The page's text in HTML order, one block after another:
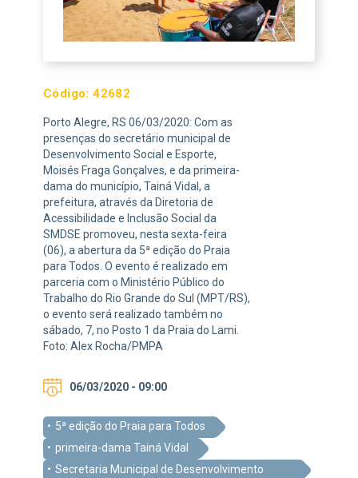
Código:42682
Porto Alegre, RS 06/03/2020: Com as
presenças do secretário municipal de
Desenvolvimento Social e Esporte,
Moisés Fraga Gonçalves, e da primeira-
dama do município, Tainá Vidal, a
prefeitura, através da Diretoria de
Acessibilidade e Inclusão Social da
SMDSE promoveu, nesta sexta-feira
(06), a abertura da 5ª edição do Praia
para Todos. O evento é realizado em
parceria com o Ministério Público do
Trabalho do Rio Grande do Sul (MPT/RS),
o evento será realizado também no
sábado, 7, no Posto 1 da Praia do Lami.
Foto: Alex Rocha/PMPA
06/03/2020 - 09:00
5ª edição do Praia para Todos
primeira-dama Tainá Vidal
Secretaria Municipal de Desenvolvimento